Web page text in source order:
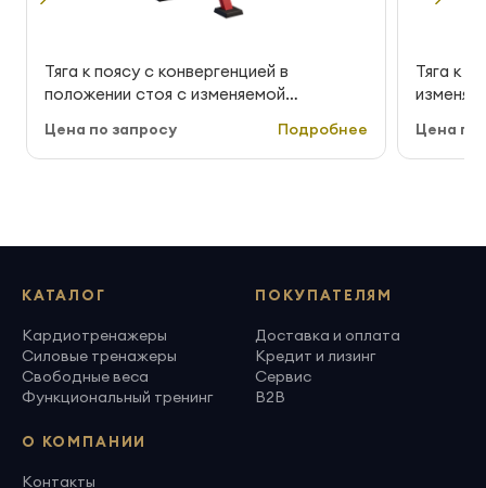
Тяга к поясу с конвергенцией в
положении стоя с изменяемой
7.53E
Цена по запросу Подробнее
Тяга к
Цена по
КАТАЛОГ
Кардиотренажеры
Силовые тренажеры
Свободные веса
Функциональный тренинг
ПОКУПАТЕЛЯМ
Доставка и оплата
Кредит и лизинг
Сервис
B2B
О КОМПАНИИ
Контакты